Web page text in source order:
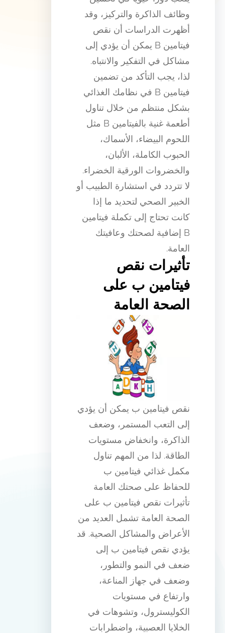
وظائف الذاكرة والتركيز، وقد
أظهرت الدراسات أن نقص
فيتامين B يمكن أن يؤدي إلى
مشاكل في التفكير والانتباه.
لذا، يجب التأكد من تضمين
فيتامين B في نظامك الغذائي
بشكل منتظم من خلال تناول
أطعمة غنية بالفيتامين B مثل
اللحوم البيضاء، الأسماك،
الحبوب الكاملة، الألبان،
والخضروات الورقية الخضراء.
لا تتردد في استشارة الطبيب أو
الخبير الصحي لتحديد ما إذا
كانت تحتاج إلى تكملة فيتامين
B إضافية لصحتك وعافيتك
العامة.
تأثيرات نقص
فيتامين ب على
الصحة العامة
نقص فيتامين ب يمكن أن يؤدي
إلى التعب المستمر، وضعف
الذاكرة، وانخفاض مستويات
الطاقة. لذا من المهم تناول
مكمل غذائي فيتامين ب
للحفاظ على صحتك العامة
تأثيرات نقص فيتامين ب على
الصحة العامة تشمل العديد من
الأعراض والمشاكل الصحية. قد
يؤدي نقص فيتامين ب إلى
ضعف في النمو والتطور،
وضعف في جهاز المناعة،
وارتفاع في مستويات
الكوليسترول، وتشوهات في
الخلايا العصبية، واضطرابات